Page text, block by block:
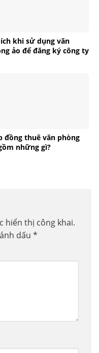
khi sử dụng văn
ảo để đăng ký công ty
đồng thuê văn phòng
những gì?
hiển thị công khai.
dấu *